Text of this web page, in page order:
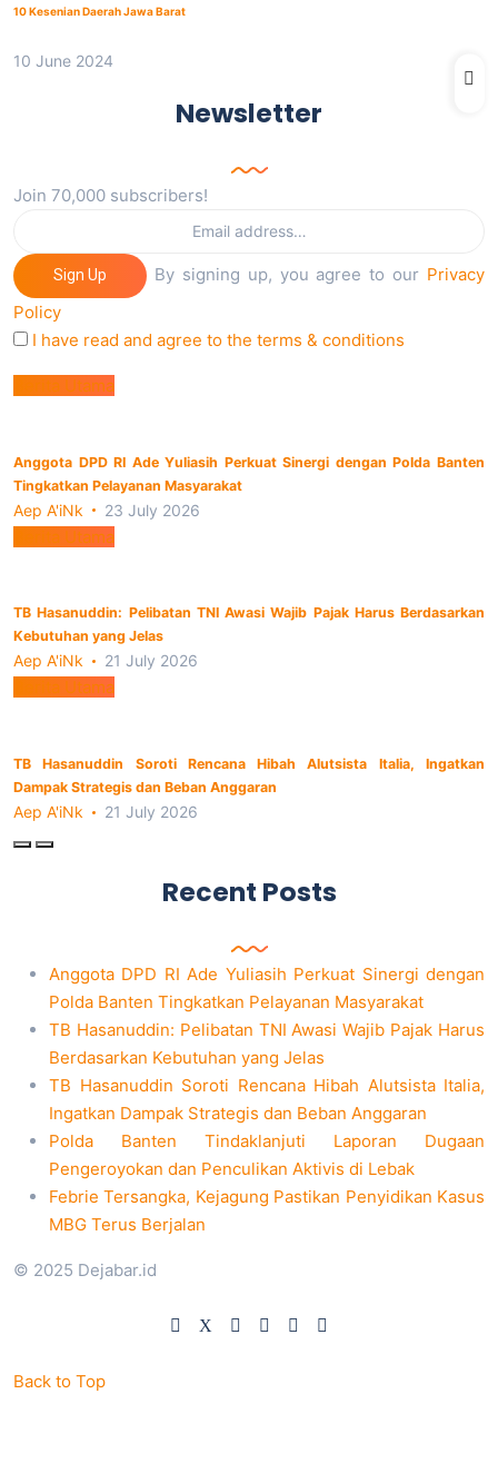
10 Kesenian Daerah Jawa Barat
10 June 2024
Newsletter
Join 70,000 subscribers!
Sign Up By signing up, you agree to our Privacy
Policy
I have read and agree to the terms & conditions
Berita Utama
Anggota DPD RI Ade Yuliasih Perkuat Sinergi dengan Polda Banten
Tingkatkan Pelayanan Masyarakat
Aep A'iNk 23 July 2026
Berita Utama
TB Hasanuddin: Pelibatan TNI Awasi Wajib Pajak Harus Berdasarkan
Kebutuhan yang Jelas
Aep A'iNk 21 July 2026
Berita Utama
TB Hasanuddin Soroti Rencana Hibah Alutsista Italia, Ingatkan
Dampak Strategis dan Beban Anggaran
Aep A'iNk 21 July 2026
Recent Posts
Anggota DPD RI Ade Yuliasih Perkuat Sinergi dengan
Polda Banten Tingkatkan Pelayanan Masyarakat
TB Hasanuddin: Pelibatan TNI Awasi Wajib Pajak Harus
Berdasarkan Kebutuhan yang Jelas
TB Hasanuddin Soroti Rencana Hibah Alutsista Italia,
Ingatkan Dampak Strategis dan Beban Anggaran
Polda Banten Tindaklanjuti Laporan Dugaan
Pengeroyokan dan Penculikan Aktivis di Lebak
Febrie Tersangka, Kejagung Pastikan Penyidikan Kasus
MBG Terus Berjalan
© 2025 Dejabar.id
Back to Top